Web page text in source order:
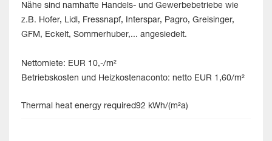
Nähe sind namhafte Handels- und Gewerbebetriebe wie
z.B. Hofer, Lidl, Fressnapf, Interspar, Pagro, Greisinger,
GFM, Eckelt, Sommerhuber,... angesiedelt.
Nettomiete: EUR 10,-/m²
Betriebskosten und Heizkostenaconto: netto EUR 1,60/m²
Thermal heat energy required92 kWh/(m²a)